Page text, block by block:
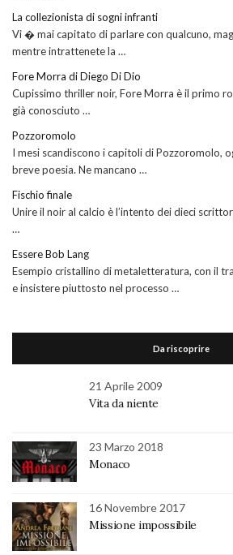
La collezionista di sogni infranti
Vi � mai capitato di parlare con qualcuno,
mentre intrattenete la …
Fore Morra di Diego Di Dio
Cupissimo thriller noir, Fore Morra è il primo
già conosciuto …
Pozzoromolo
I mesi scandiscono i capitoli di Pozzoromolo,
breve poesia. Ne mancano …
Fischio finale
Unire il noir al calcio è l’intento dei dieci
…
Essere Bob Lang
Esempio cristallino di metaletteratura, con il
e insistere piuttosto nel processo …
Da riscoprire
21 Aprile 2009
Vita da niente
23 Marzo 2018
Monaco
16 Novembre 2017
Missione impossibile